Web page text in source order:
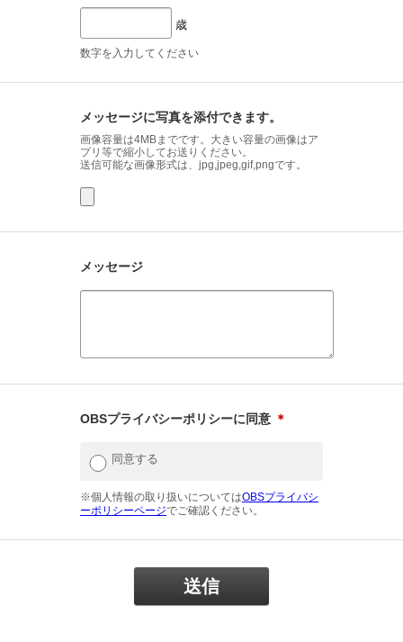
歳
数字を入力してください
メッセージに写真を添付できます。
画像容量は4MBまでです。大きい容量の画像はア
プリ等で縮小してお送りください。
送信可能な画像形式は、jpg,jpeg,gif,pngです。
メッセージ
OBSプライバシーポリシーに同意 ＊
同意する
※個人情報の取り扱いについてはOBSプライバシ
ーポリシーページでご確認ください。